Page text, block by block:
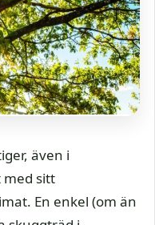
även i
med sitt
En enkel (om än